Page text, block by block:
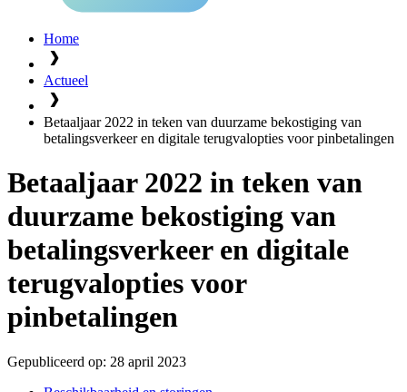
Home
Actueel
Betaaljaar 2022 in teken van duurzame bekostiging van
betalingsverkeer en digitale terugvalopties voor pinbetalingen
Betaaljaar 2022 in teken van
duurzame bekostiging van
betalingsverkeer en digitale
terugvalopties voor
pinbetalingen
Gepubliceerd op: 28 april 2023